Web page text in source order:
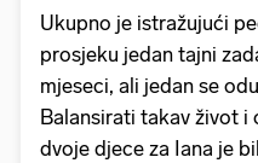
Ukupno je istražujući
prosjeku jedan tajni
mjeseci, ali jedan se
Balansirati takav život
dvoje djece za Iana je